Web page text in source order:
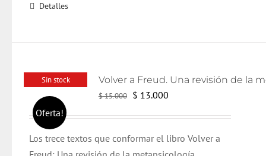
Detalles
Sin stock
Oferta!
$15.000
El
era:
$ 13.000El
es:
Los trece textos que conformar el libro Volver a